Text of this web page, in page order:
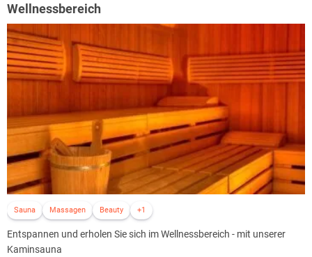
Wellnessbereich
Sauna Massagen Beauty +1
Entspannen und erholen Sie sich im Wellnessbereich - mit unserer
Kaminsauna